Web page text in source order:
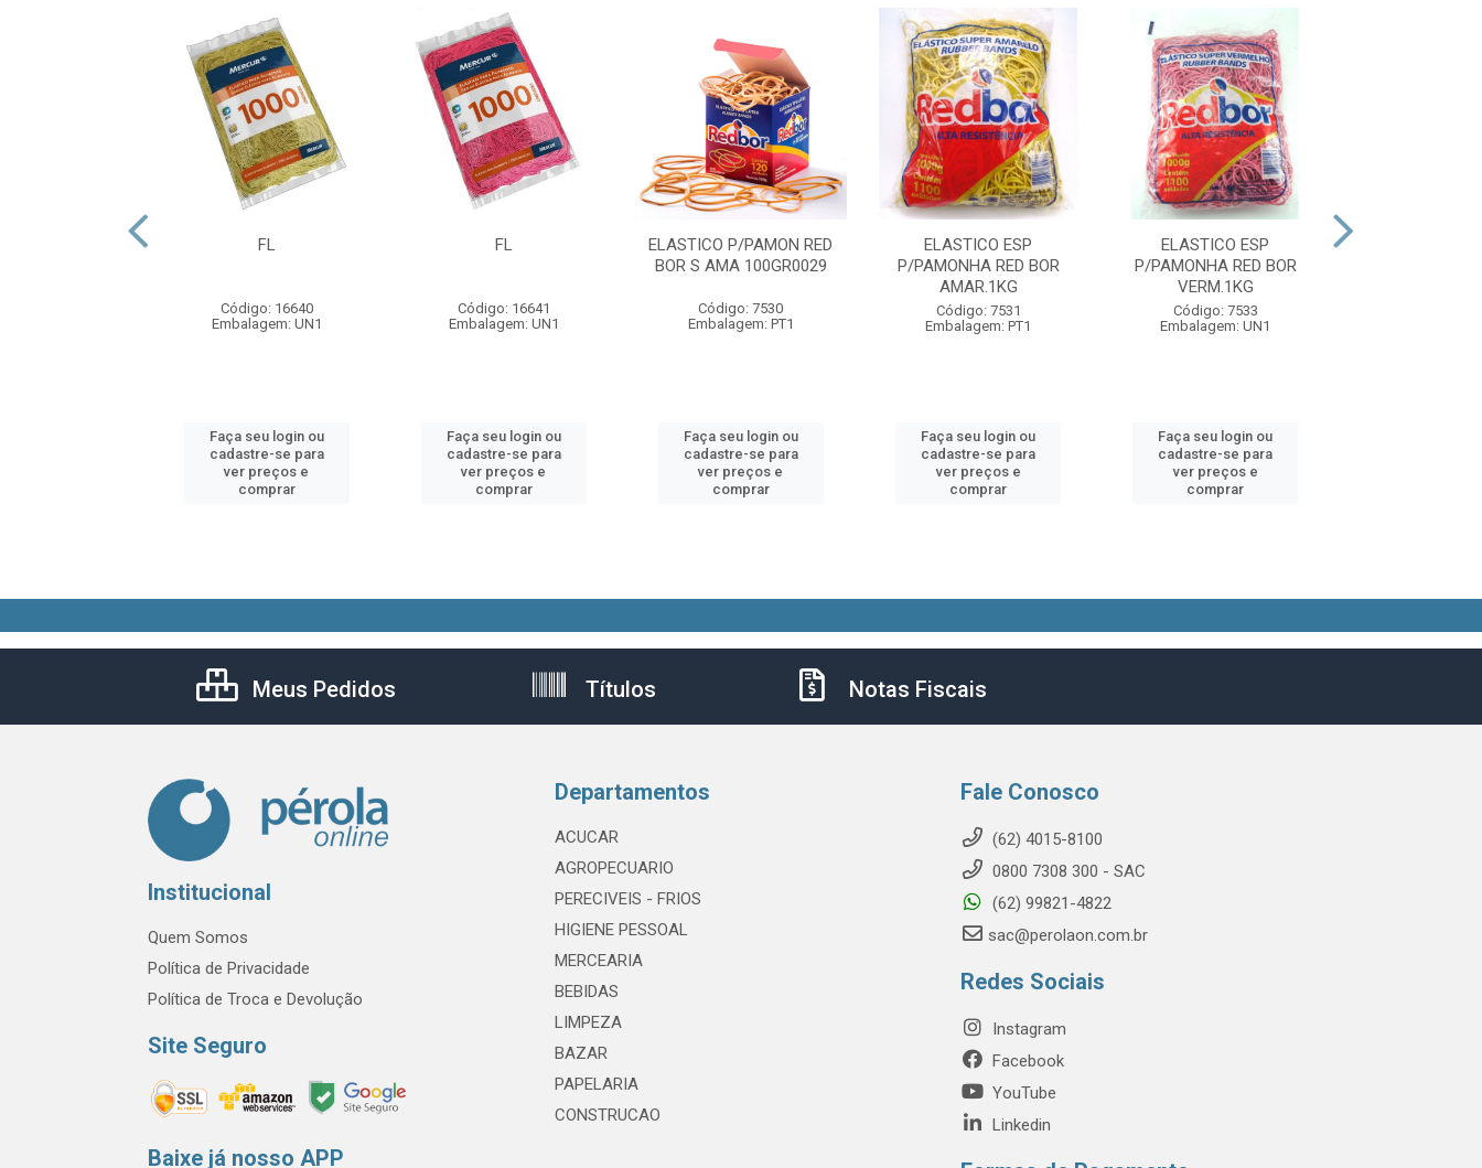
FL
Código: 16640
Embalagem: UN1
Faça seu login ou
cadastre-se para
ver preços e
comprar
FL
Código: 16641
Embalagem: UN1
Faça seu login ou
cadastre-se para
ver preços e
comprar
ELASTICO P/PAMON RED
BOR S AMA 100GR0029
Código: 7530
Embalagem: PT1
Faça seu login ou
cadastre-se para
ver preços e
comprar
ELASTICO ESP
P/PAMONHA RED BOR
AMAR.1KG
Código: 7531
Embalagem: PT1
Faça seu login ou
cadastre-se para
ver preços e
comprar
ELASTICO ESP
P/PAMONHA RED BOR
VERM.1KG
Código: 7533
Embalagem: UN1
Faça seu login ou
cadastre-se para
ver preços e
comprar
Meus Pedidos Títulos Notas Fiscais
Institucional
Quem Somos
Política de Privacidade
Política de Troca e Devolução
Site Seguro
Baixe já nosso APP
Departamentos
ACUCAR
AGROPECUARIO
PERECIVEIS - FRIOS
HIGIENE PESSOAL
MERCEARIA
BEBIDAS
LIMPEZA
BAZAR
PAPELARIA
CONSTRUCAO
Fale Conosco
(62) 4015-8100
0800 7308 300 - SAC
(62) 99821-4822
sac@perolaon.com.br
Redes Sociais
Instagram
Facebook
YouTube
Linkedin